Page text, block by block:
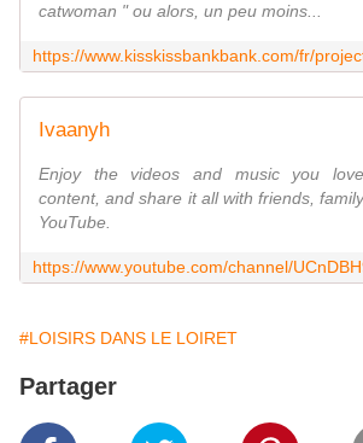
catwoman " ou alors, un peu moins...
Ivaanyh
Enjoy the videos and music you
content, and share it all with friends,
YouTube.
#LOISIRS DANS LE LOIRET
Partager